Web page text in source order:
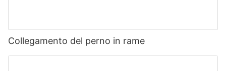
Collegamento del perno in rame